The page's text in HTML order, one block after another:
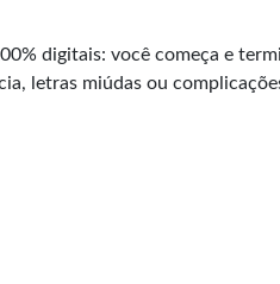
digitais: você começa e
letras miúdas ou